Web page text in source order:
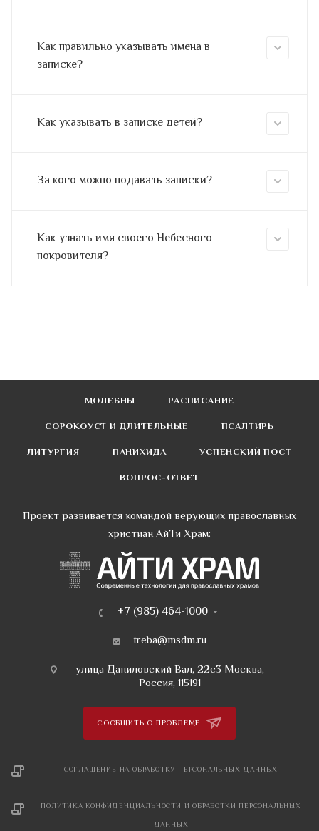
Как правильно указывать имена в
записке?
Как указывать в записке детей?
За кого можно подавать записки?
Как узнать имя своего Небесного
покровителя?
МОЛЕБНЫ
РАСПИСАНИЕ
СОРОКОУСТ И ДЛИТЕЛЬНЫЕ
ПСАЛТИРЬ
ЛИТУРГИЯ
ПАНИХИДА
УСПЕНСКИЙ ПОСТ
ВОПРОС-ОТВЕТ
Проект развивается командой верующих православных
христиан АйТи Храм:
+7 (985) 464-1000
treba@msdm.ru
улица Даниловский Вал, 22с3 Москва,
Россия, 115191
СООБЩИТЬ О ПРОБЛЕМЕ
СОГЛАШЕНИЕ НА ОБРАБОТКУ ПЕРСОНАЛЬНЫХ ДАННЫХ
ПОЛИТИКА КОНФИДЕНЦИАЛЬНОСТИ И ОБРАБОТКИ ПЕРСОНАЛЬНЫХ
ДАННЫХ